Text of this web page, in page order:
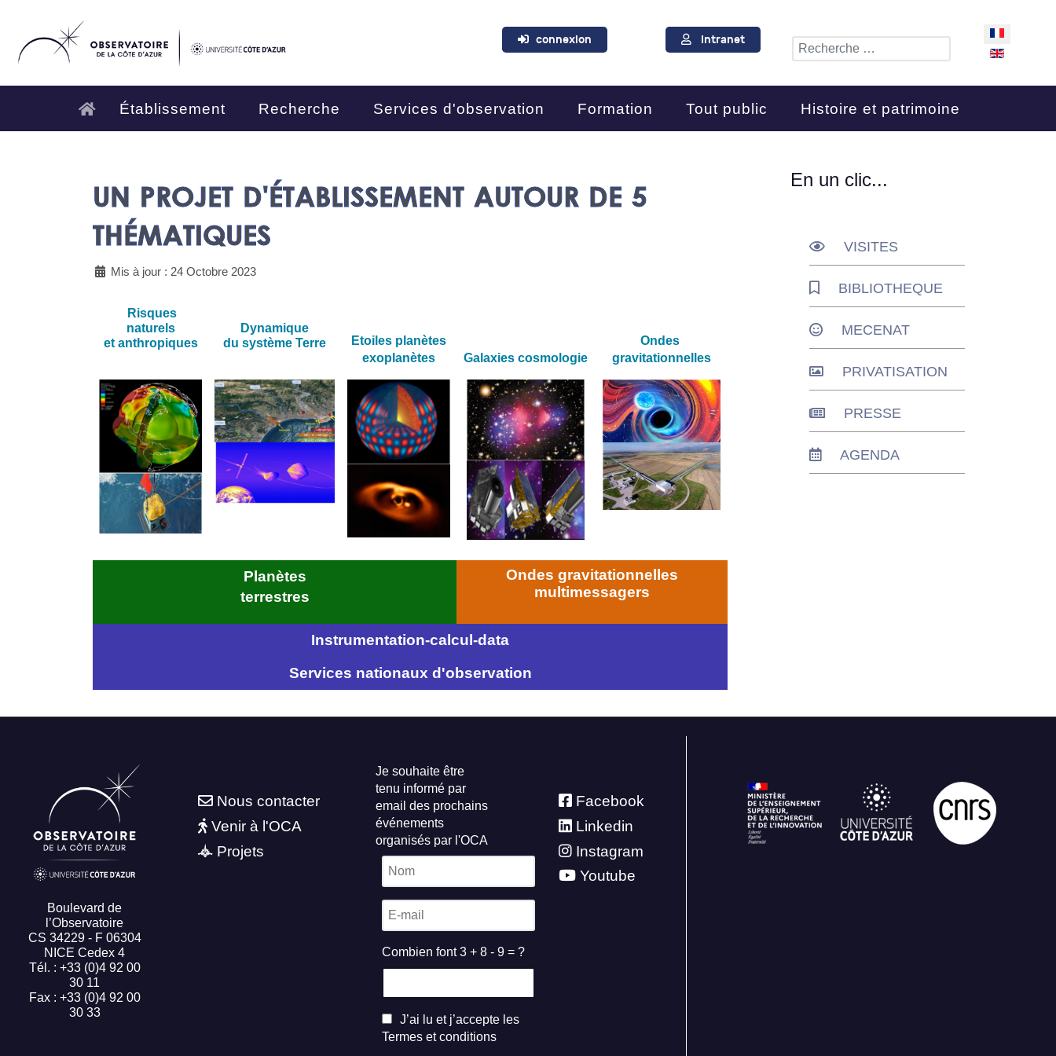
connexion Intranet Rechercher
Sélectionnez
Établissement Recherche Services d'observation Formation Tout public Histoire et patrimoine
UN PROJET D'ÉTABLISSEMENT AUTOUR DE 5
THÉMATIQUES
Mis à jour : 24 Octobre 2023
Risques
naturels
et anthropiques​
Dynamique
du système Terre
Etoiles planètes
exoplanètes​
Galaxies ​cosmologie
Ondes ​
gravitationnelles​
Planètes
terrestres
Ondes gravitationnelles
multimessagers
Instrumentation-calcul-data
Services nationaux d'observation
En un clic...
VISITES
BIBLIOTHEQUE
MECENAT
PRIVATISATION
PRESSE
AGENDA
Boulevard de
l’Observatoire
CS 34229 - F 06304
NICE Cedex 4
Tél. : +33 (0)4 92 00
30 11
Fax : +33 (0)4 92 00
30 33
Nous contacter
Venir à l'OCA
Projets
Je souhaite être
tenu informé par
email des prochains
événements
organisés par l'OCA
Combien font 3 + 8 - 9 = ?
J’ai lu et j’accepte les
Termes et conditions
Facebook
Linkedin
Instagram
Youtube